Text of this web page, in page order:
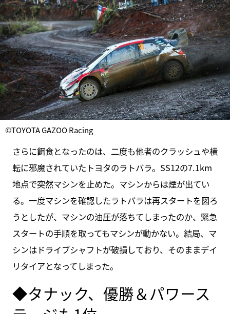
©TOYOTA GAZOO Racing
さらに餌食となったのは、二度も他者のクラッシュや横
転に邪魔されていたトヨタのラトバラ。SS12の7.1km
地点で突然マシンを止めた。マシンからは煙が出てい
る。一度マシンを確認したラトバラは再スタートを図ろ
うとしたが、マシンの油圧が落ちてしまったのか、緊急
スタートの手順を取ってもマシンが動かない。結局、マ
シンはドライブシャフトが破損しており、そのままデイ
リタイアとなってしまった。
◆タナック、優勝＆パワース